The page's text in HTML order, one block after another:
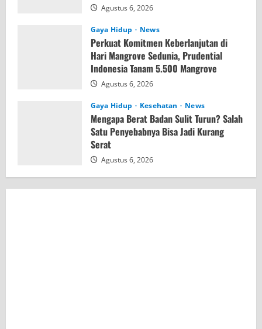
Agustus 6, 2026
Gaya Hidup News
Perkuat Komitmen Keberlanjutan di
Hari Mangrove Sedunia, Prudential
Indonesia Tanam 5.500 Mangrove
Agustus 6, 2026
Gaya Hidup Kesehatan News
Mengapa Berat Badan Sulit Turun? Salah
Satu Penyebabnya Bisa Jadi Kurang
Serat
Agustus 6, 2026